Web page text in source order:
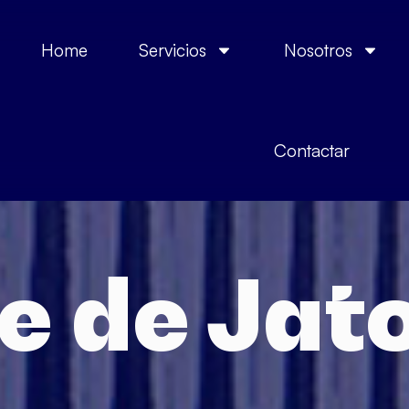
Home Servicios Nosotros
Contactar
de